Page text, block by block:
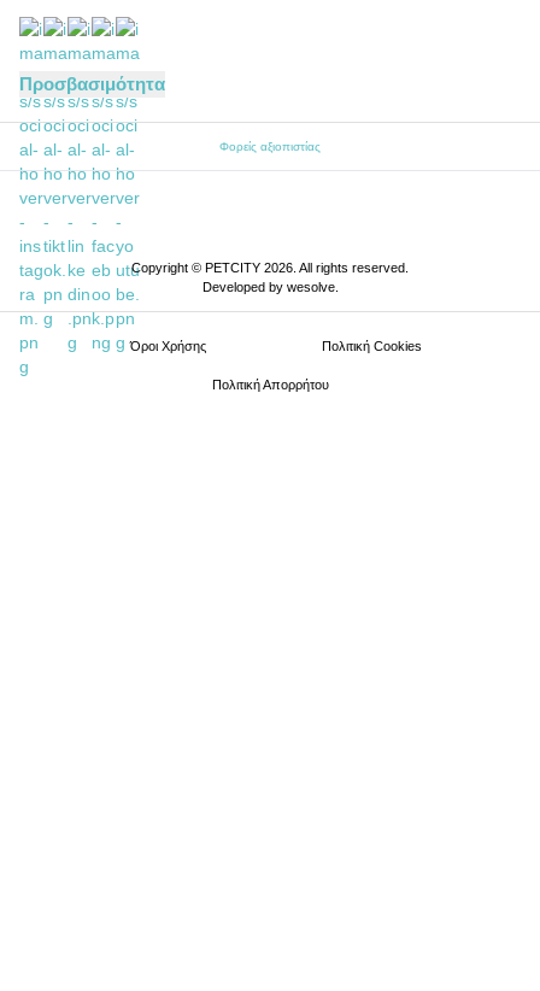
Προσβασιμότητα
Φορείς αξιοπιστίας
Copyright © PETCITY 2026. All rights reserved.
Developed by wesolve.
Όροι Xρήσης Πολιτική Cookies
Πολιτική Απορρήτου